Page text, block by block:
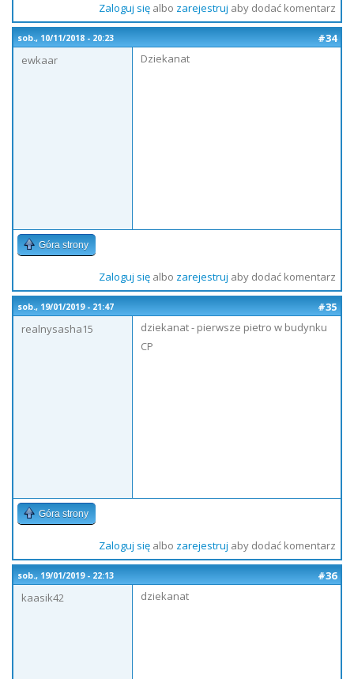
Zaloguj sięalbo zarejestruj aby dodać komentarz
sob., 10/11/2018 - 20:23
#34
ewkaar
Dziekanat
Góra strony
Zaloguj sięalbo zarejestruj aby dodać komentarz
sob., 19/01/2019 - 21:47
#35
realnysasha15
dziekanat - pierwsze pietro w budynku
CP
Góra strony
Zaloguj sięalbo zarejestruj aby dodać komentarz
sob., 19/01/2019 - 22:13
#36
kaasik42
dziekanat